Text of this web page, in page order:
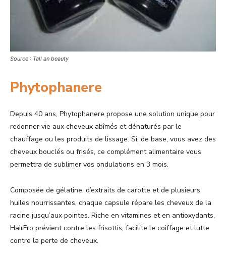
Source : Tall an beauty
Phytophanere
Depuis 40 ans, Phytophanere propose une solution unique pour
redonner vie aux cheveux abîmés et dénaturés par le
chauffage ou les produits de lissage. Si, de base, vous avez des
cheveux bouclés ou frisés, ce complément alimentaire vous
permettra de sublimer vos ondulations en 3 mois.
Composée de gélatine, d’extraits de carotte et de plusieurs
huiles nourrissantes, chaque capsule répare les cheveux de la
racine jusqu’aux pointes. Riche en vitamines et en antioxydants,
HairFro prévient contre les frisottis, facilite le coiffage et lutte
contre la perte de cheveux.